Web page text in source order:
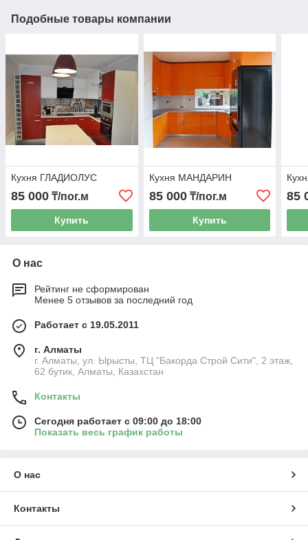
Подобные товары компании
Кухня ГЛАДИОЛУС
85 000 ₸/пог.м
Купить
Кухня МАНДАРИН
85 000₸/пог.м
Купить
85
О нас
Рейтинг не сформирован
Менее 5 отзывов за последний год
Работает с 19.05.2011
г. Алматы
г. Алматы, ул. Ырысты, ТЦ "Бакорда Строй Сити", 2 этаж,
62 бутик, Алматы, Казахстан
Контакты
Сегодня работает с 09:00 до 18:00
Показать весь график работы
О нас
Контакты